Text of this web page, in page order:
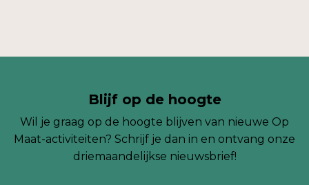
Blijf op de hoogte
Wil je graag op de hoogte blijven van nieuwe Op
Maat-activiteiten? Schrijf je dan in en ontvang onze
driemaandelijkse nieuwsbrief!